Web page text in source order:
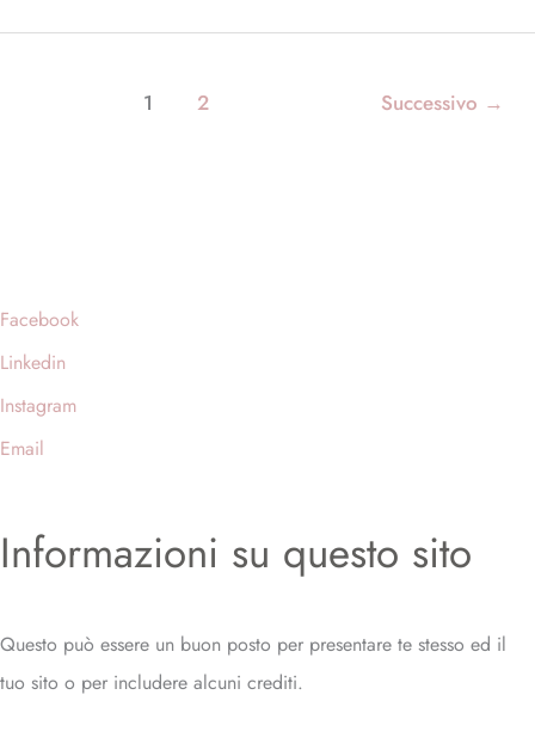
1 2 Successivo →
Facebook
Linkedin
Instagram
Email
Informazioni su questo sito
Questo può essere un buon posto per presentare te stesso ed il
tuo sito o per includere alcuni crediti.